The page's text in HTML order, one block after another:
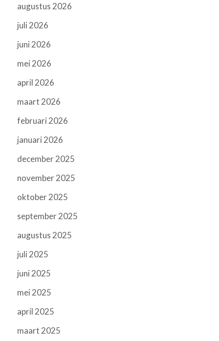
augustus 2026
juli 2026
juni 2026
mei 2026
april 2026
maart 2026
februari 2026
januari 2026
december 2025
november 2025
oktober 2025
september 2025
augustus 2025
juli 2025
juni 2025
mei 2025
april 2025
maart 2025